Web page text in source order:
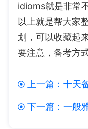
idioms就是非常
以上就是帮大家
划，可以收藏起
要注意，备考方
上一篇： 十天
下一篇： 一般